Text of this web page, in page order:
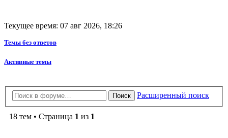
Текущее время: 07 авг 2026, 18:26
Темы без ответов
Активные темы
Поиск Расширенный поиск
18 тем • Страница 1 из 1